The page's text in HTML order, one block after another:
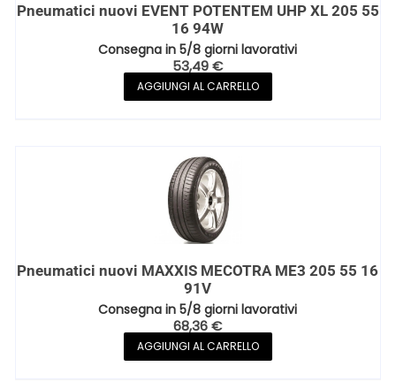
Pneumatici nuovi EVENT POTENTEM UHP XL 205 55
16 94W
Consegna in 5/8 giorni lavorativi
53,49€
AGGIUNGI AL CARRELLO
Pneumatici nuovi MAXXIS MECOTRA ME3 205 55 16
91V
Consegna in 5/8 giorni lavorativi
68,36€
AGGIUNGI AL CARRELLO